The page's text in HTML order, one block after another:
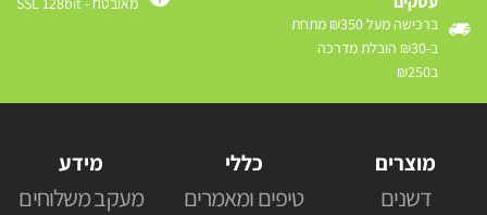
ברכישה מעל ₪350 מתחת
ב-₪30 הובלת מדרכה
ב₪250
מוצרים
דשנים
כללי
טיפים ומאמרים
מידע
מעקב משלוחים